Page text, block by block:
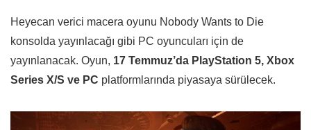
Heyecan verici macera oyunu Nobody Wants to Die
konsolda yayınlacağı gibi PC oyuncuları için de
yayınlanacak. Oyun, 17 Temmuz’da PlayStation 5, Xbox
Series X/S ve PC platformlarında piyasaya sürülecek.